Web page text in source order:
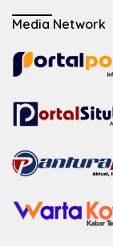
Media Network